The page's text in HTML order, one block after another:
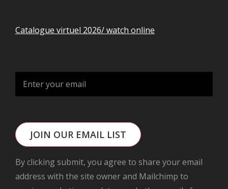
Catalogue virtuel 2026/ watch online
JOIN OUR EMAIL LIST
By clicking submit, you agree to share your email
address with the site owner and Mailchimp to